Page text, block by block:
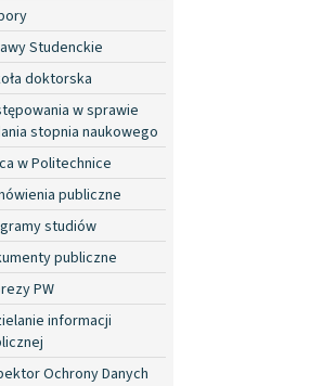
Studenckie
doktorska
w sprawie
stopnia naukowego
w Politechnice
publiczne
studiów
publiczne
PW
informacji
Ochrony Danych